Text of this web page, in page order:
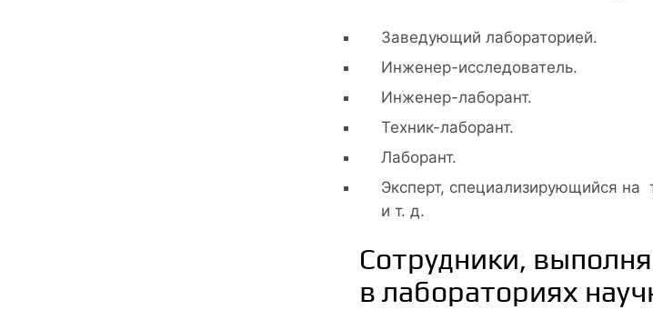
Заведующий лабораторией.
Инженер-исследователь.
Инженер-лаборант.
Техник-лаборант.
Лаборант.
Эксперт, специализирующийся на
и т. д.
Сотрудники,
в лабораториях